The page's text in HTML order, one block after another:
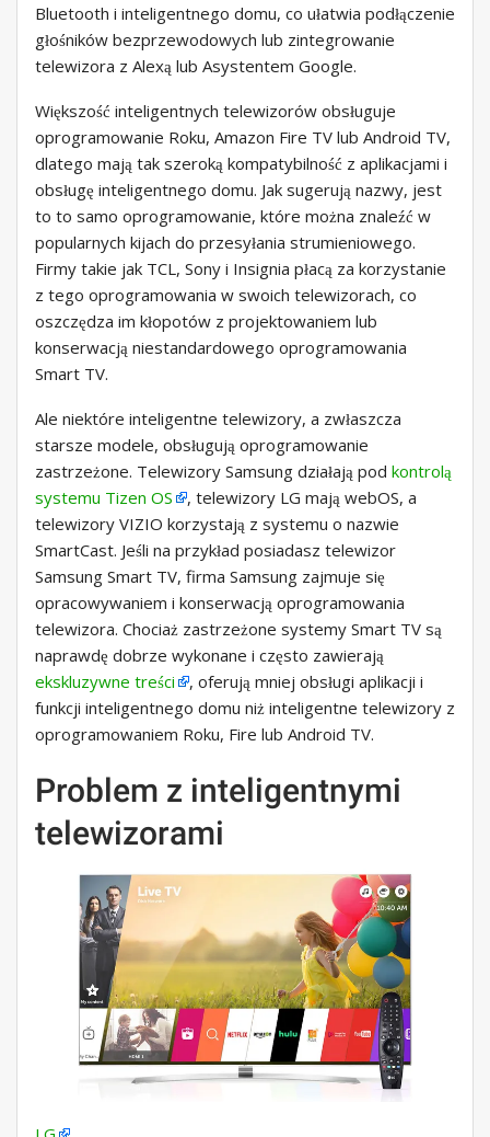
Bluetooth i inteligentnego domu, co ułatwia podłączenie
głośników bezprzewodowych lub zintegrowanie
telewizora z Alexą lub Asystentem Google.
Większość inteligentnych telewizorów obsługuje
oprogramowanie Roku, Amazon Fire TV lub Android TV,
dlatego mają tak szeroką kompatybilność z aplikacjami i
obsługę inteligentnego domu. Jak sugerują nazwy, jest
to to samo oprogramowanie, które można znaleźć w
popularnych kijach do przesyłania strumieniowego.
Firmy takie jak TCL, Sony i Insignia płacą za korzystanie
z tego oprogramowania w swoich telewizorach, co
oszczędza im kłopotów z projektowaniem lub
konserwacją niestandardowego oprogramowania
Smart TV.
Ale niektóre inteligentne telewizory, a zwłaszcza
starsze modele, obsługują oprogramowanie
zastrzeżone. Telewizory Samsung działają pod kontrolą
systemu Tizen OS
, telewizory LG mają webOS, a
telewizory VIZIO korzystają z systemu o nazwie
SmartCast. Jeśli na przykład posiadasz telewizor
Samsung Smart TV, firma Samsung zajmuje się
opracowywaniem i konserwacją oprogramowania
telewizora. Chociaż zastrzeżone systemy Smart TV są
naprawdę dobrze wykonane i często zawierają
ekskluzywne treści
, oferują mniej obsługi aplikacji i
funkcji inteligentnego domu niż inteligentne telewizory z
oprogramowaniem Roku, Fire lub Android TV.
Problem z inteligentnymi
telewizorami